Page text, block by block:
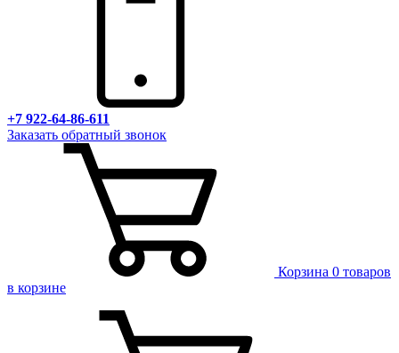
+7 922-64-86-611
Заказать обратный звонок
Корзина 0 товаров
в корзине